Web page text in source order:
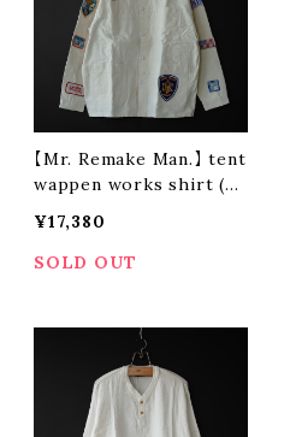
【Mr. Remake Man.】 tent
wappen works shirt (si
¥17,380
SOLD OUT